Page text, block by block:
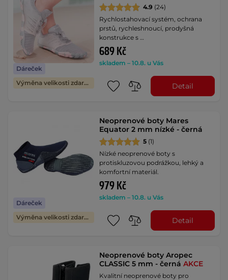
Dáreček
Výměna velikosti zdarma
4.9 (24)
Rychlostahovací systém, ochrana
prstů, rychleshnoucí, prodyšná
konstrukce s …
689 Kč
skladem – 10.8. u Vás
Detail
Dáreček
Výměna velikosti zdarma
Neoprenové boty Mares
Equator 2 mm nízké - černá
5 (1)
Nízké neoprenové boty s
protiskluzovou podrážkou, lehký a
komfortní materiál.
979 Kč
skladem – 10.8. u Vás
Detail
Neoprenové boty Aropec
CLASSIC 5 mm - černáAKCE
Kvalitní neoprenové boty pro